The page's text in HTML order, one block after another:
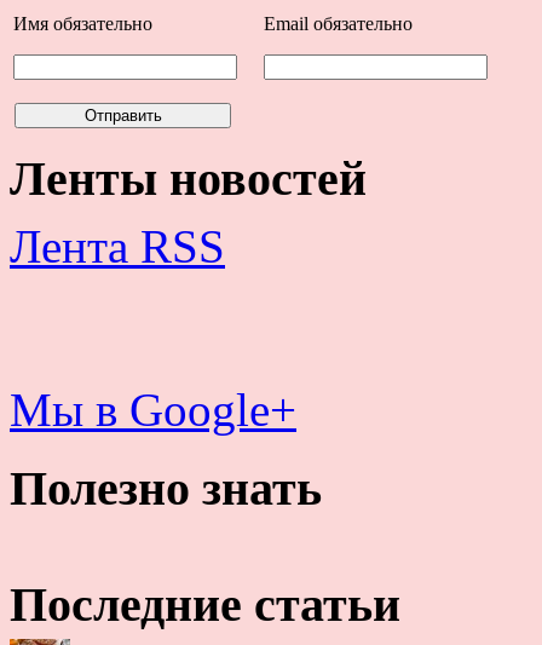
Имя обязательно Email обязательно
Ленты новостей
Лента RSS
Мы в Google+
Полезно знать
Последние статьи